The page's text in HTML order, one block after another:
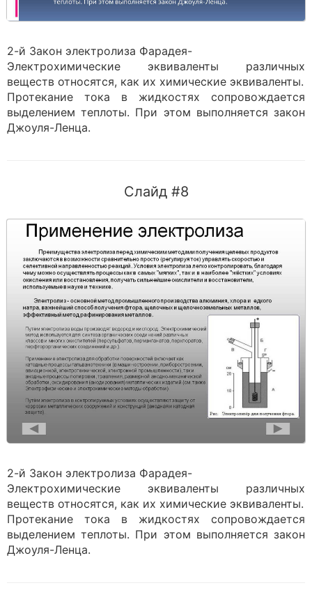
2-й Закон электролиза Фарадея-
Электрохимические эквиваленты различных
веществ относятся, как их химические эквиваленты.
Протекание тока в жидкостях сопровождается
выделением теплоты. При этом выполняется закон
Джоуля-Ленца.
Слайд #8
2-й Закон электролиза Фарадея-
Электрохимические эквиваленты различных
веществ относятся, как их химические эквиваленты.
Протекание тока в жидкостях сопровождается
выделением теплоты. При этом выполняется закон
Джоуля-Ленца.